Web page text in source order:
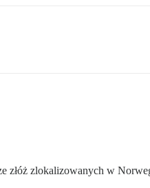
złóż zlokalizowanych w